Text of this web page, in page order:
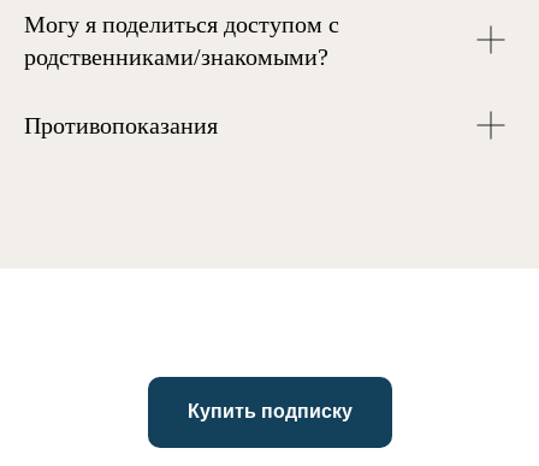
Могу я поделиться доступом с
родственниками/знакомыми?
Противопоказания
Купить подписку